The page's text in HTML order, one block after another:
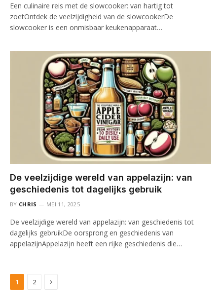
Een culinaire reis met de slowcooker: van hartig tot
zoetOntdek de veelzijdigheid van de slowcookerDe
slowcooker is een onmisbaar keukenapparaat…
De veelzijdige wereld van appelazijn: van
geschiedenis tot dagelijks gebruik
BY CHRIS MEI 11, 2025
De veelzijdige wereld van appelazijn: van geschiedenis tot
dagelijks gebruikDe oorsprong en geschiedenis van
appelazijnAppelazijn heeft een rijke geschiedenis die…
1 2 Next